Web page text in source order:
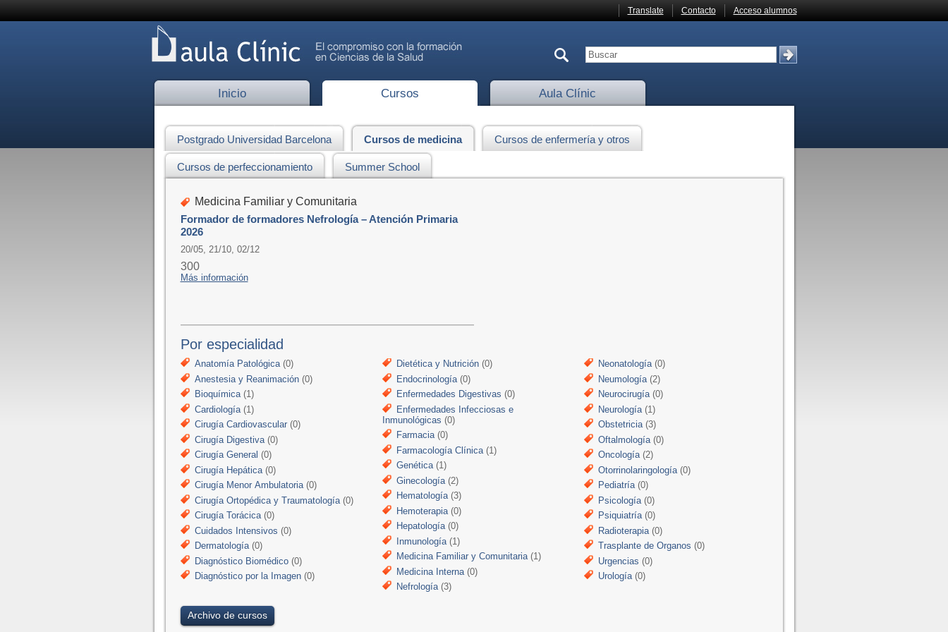
Translate Contacto Acceso alumnos
Inicio Cursos Aula Clínic
Postgrado Universidad Barcelona Cursos de medicina Cursos de enfermería y otros
Cursos de perfeccionamiento Summer School
Medicina Familiar y Comunitaria
Formador de formadores Nefrología – Atención Primaria
2026
20/05, 21/10, 02/12
300
Más información
Por especialidad
Anatomía Patológica(0)
Anestesia y Reanimación(0)
Bioquímica(1)
Cardiología(1)
Cirugía Cardiovascular(0)
Cirugía Digestiva(0)
Cirugía General (0)
Cirugía Hepática(0)
Cirugía Menor Ambulatoria(0)
Cirugía Ortopédica y Traumatología(0)
Cirugía Torácica(0)
Cuidados Intensivos (0)
Dermatología(0)
Diagnóstico Biomédico(0)
Diagnóstico por la Imagen(0)
Dietética y Nutrición(0)
Endocrinología(0)
Enfermedades Digestivas (0)
Enfermedades Infecciosas e
Inmunológicas (0)
Farmacia(0)
Farmacología Clínica(1)
Genética(1)
Ginecología(2)
Hematología(3)
Hemoterapia(0)
Hepatología(0)
Inmunología(1)
Medicina Familiar y Comunitaria(1)
Medicina Interna(0)
Nefrología(3)
Neonatología(0)
Neumología (2)
Neurocirugía(0)
Neurología (1)
Obstetricia(3)
Oftalmología (0)
Oncología(2)
Otorrinolaringología (0)
Pediatría(0)
Psicología (0)
Psiquiatría(0)
Radioterapia (0)
Trasplante de Organos (0)
Urgencias (0)
Urología(0)
Archivo de cursos